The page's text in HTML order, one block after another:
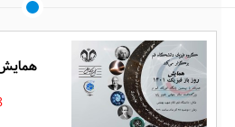
همایش